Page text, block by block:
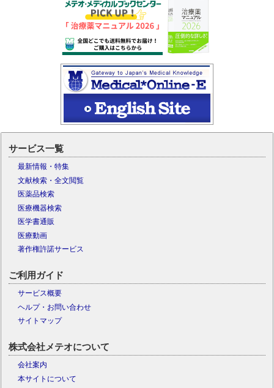
サービス一覧
最新情報・特集
文献検索・全文閲覧
医薬品検索
医療機器検索
医学書通販
医療動画
著作権許諾サービス
ご利用ガイド
サービス概要
ヘルプ・お問い合わせ
サイトマップ
株式会社メテオについて
会社案内
本サイトについて